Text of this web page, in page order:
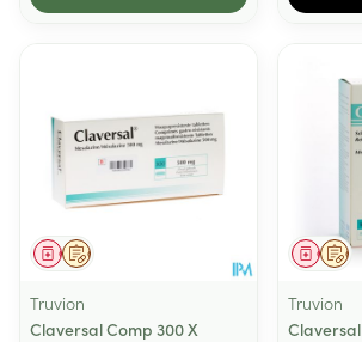
Op voorschrift
Geneesmiddel
Truvion
Claversal Comp 300 X
Truvion
Claversal